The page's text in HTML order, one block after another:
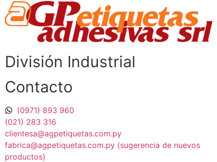
División Industrial​
Contacto
(0971) 893 960
(021) 283 316
clientesa@agpetiquetas.com.py
fabrica@agpetiquetas.com.py (sugerencia de nuevos
productos)